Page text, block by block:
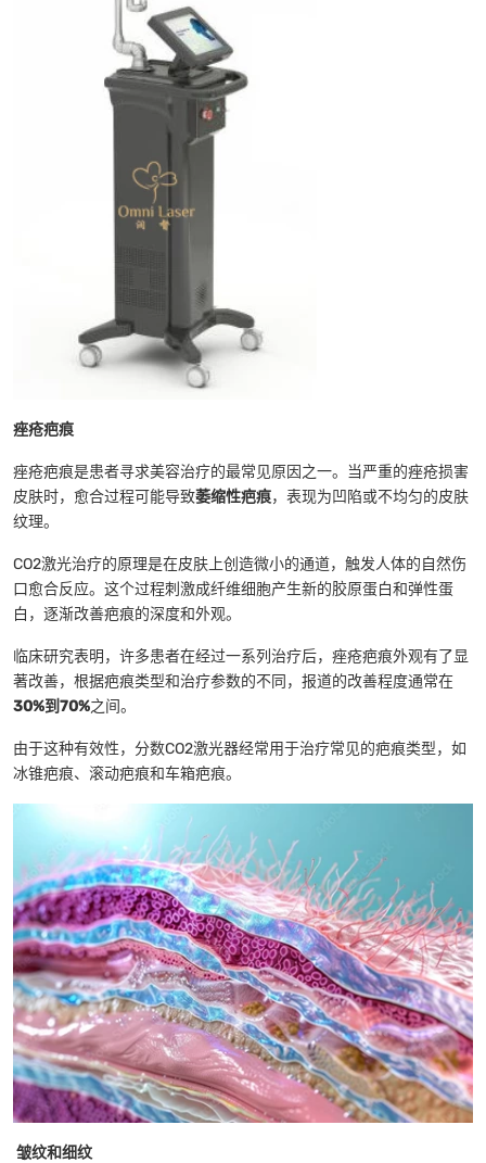
痤疮疤痕
痤疮疤痕是患者寻求美容治疗的最常见原因之一。当严重的痤疮损害
皮肤时，愈合过程可能导致萎缩性疤痕，表现为凹陷或不均匀的皮肤
纹理。
CO2激光治疗的原理是在皮肤上创造微小的通道，触发人体的自然伤
口愈合反应。这个过程刺激成纤维细胞产生新的胶原蛋白和弹性蛋
白，逐渐改善疤痕的深度和外观。
临床研究表明，许多患者在经过一系列治疗后，痤疮疤痕外观有了显
著改善，根据疤痕类型和治疗参数的不同，报道的改善程度通常在
30%到70%之间。
由于这种有效性，分数CO2激光器经常用于治疗常见的疤痕类型，如
冰锥疤痕、滚动疤痕和车箱疤痕。
皱纹和细纹